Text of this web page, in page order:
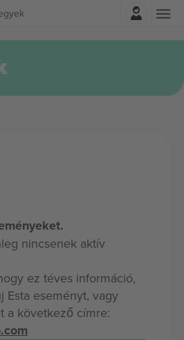
nincsenek aktív
ez téves információ,
Esta eseményt, vagy
a következő címre: